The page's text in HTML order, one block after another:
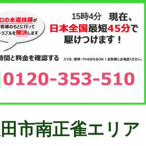
15時4分
市南正雀エリア